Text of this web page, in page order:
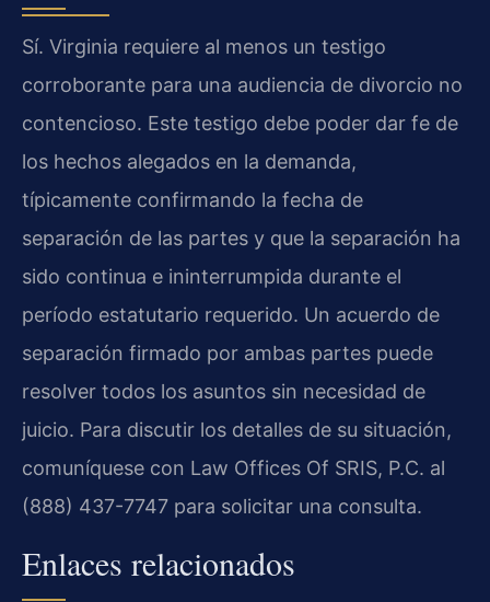
Sí. Virginia requiere al menos un testigo
corroborante para una audiencia de divorcio no
contencioso. Este testigo debe poder dar fe de
los hechos alegados en la demanda,
típicamente confirmando la fecha de
separación de las partes y que la separación ha
sido continua e ininterrumpida durante el
período estatutario requerido. Un acuerdo de
separación firmado por ambas partes puede
resolver todos los asuntos sin necesidad de
juicio. Para discutir los detalles de su situación,
comuníquese con Law Offices Of SRIS, P.C. al
(888) 437-7747 para solicitar una consulta.
Enlaces relacionados